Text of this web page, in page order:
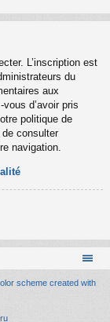
L’inscription est
du
aux
d’avoir pris
politique de
consulter
navigation.
scheme created with